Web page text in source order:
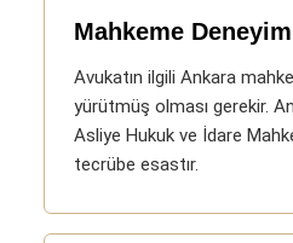
Mahkeme
Avukatın ilgili Ankara
yürütmüş olması gerekir.
Asliye Hukuk ve İdare
tecrübe esastır.